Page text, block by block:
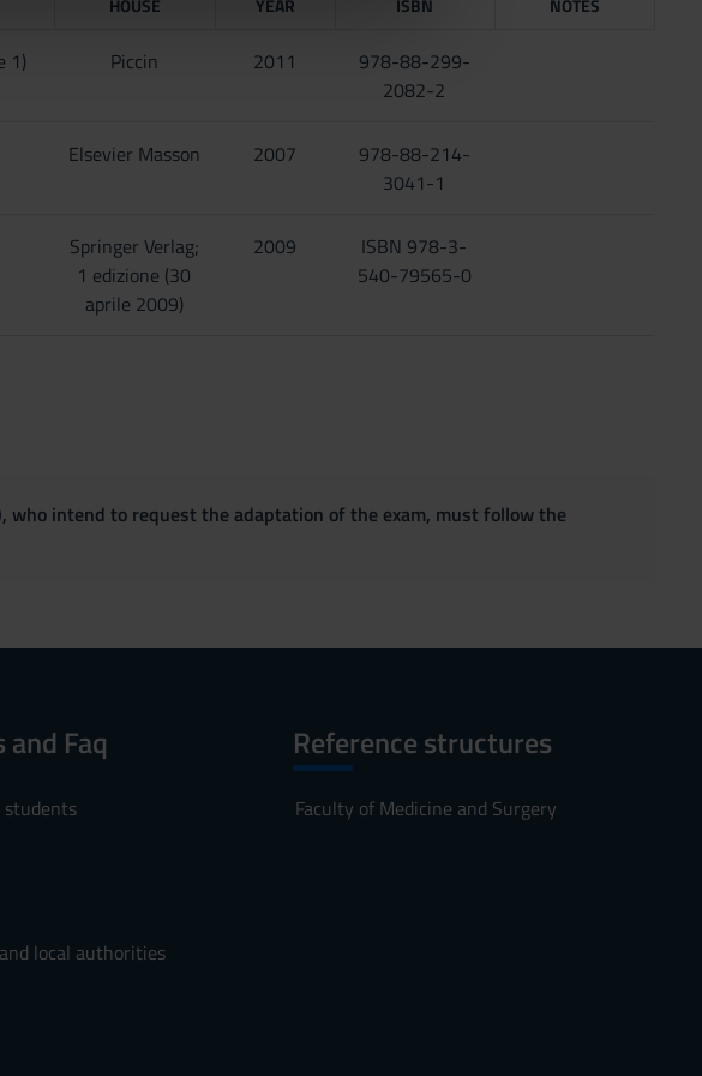
HOUSE
YEAR ISBN NOTES
1) Piccin 2011
978-88-299-
2082-2
Elsevier Masson 2007
978-88-214-
3041-1
Springer Verlag;
1 edizione (30
aprile 2009)
2009
ISBN 978-3-
540-79565-0
intend to request the adaptation of the exam, must follow the
and Faq
students
local authorities
Reference structures
Faculty of Medicine and Surgery